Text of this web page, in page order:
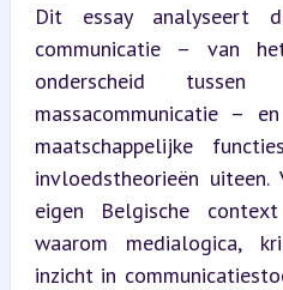
Dit essay analyseert
communicatie – van
onderscheid tussen
massacommunicatie –
maatschappelijke
invloedstheorieën
eigen Belgische
waarom medialogica,
inzicht in